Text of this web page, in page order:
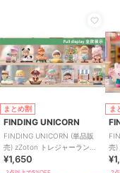
まとめ割
FINDING UNICORN
FINDING UNICORN (単品販
売) zZoton トレジャーランド
ブラインド
¥1,650
ま
売)
ブ